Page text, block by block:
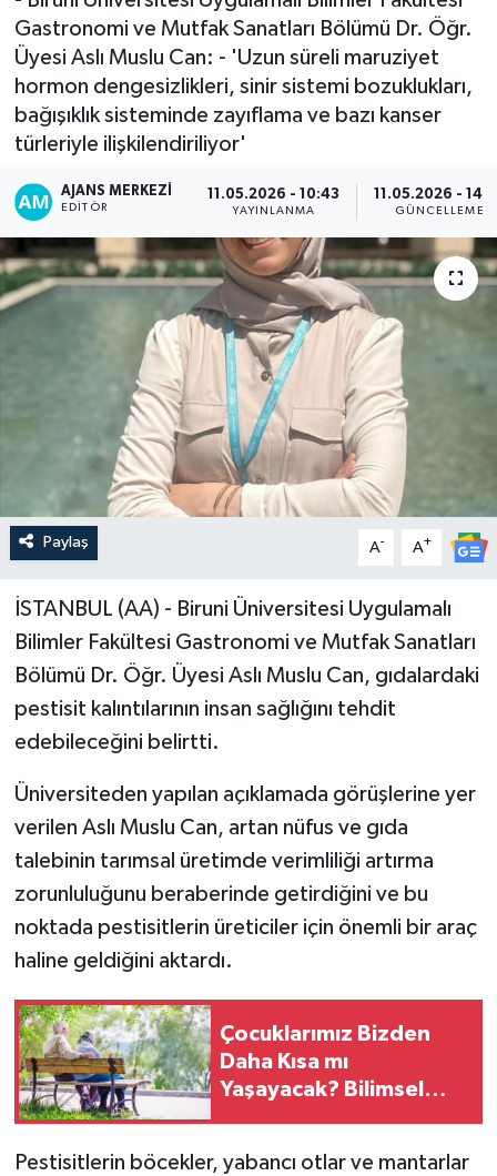
Gastronomi ve Mutfak Sanatları Bölümü Dr. Öğr.
Üyesi Aslı Muslu Can: - 'Uzun süreli maruziyet
hormon dengesizlikleri, sinir sistemi bozuklukları,
bağışıklık sisteminde zayıflama ve bazı kanser
türleriyle ilişkilendiriliyor'
AJANS MERKEZI
EDITÖR
11.05.2026 - 10:43
YAYINLANMA
11.05.2026 -
GÜNCELLEME
Paylaş A- A+
İSTANBUL (AA) - Biruni Üniversitesi Uygulamalı
Bilimler Fakültesi Gastronomi ve Mutfak Sanatları
Bölümü Dr. Öğr. Üyesi Aslı Muslu Can, gıdalardaki
pestisit kalıntılarının insan sağlığını tehdit
edebileceğini belirtti.
Üniversiteden yapılan açıklamada görüşlerine yer
verilen Aslı Muslu Can, artan nüfus ve gıda
talebinin tarımsal üretimde verimliliği artırma
zorunluluğunu beraberinde getirdiğini ve bu
noktada pestisitlerin üreticiler için önemli bir araç
haline geldiğini aktardı.
Çocuklarımız Bizden
Daha Kısa mı
Yaşayacak? Bilimsel
Pestisitlerin böcekler, yabancı otlar ve mantarlar